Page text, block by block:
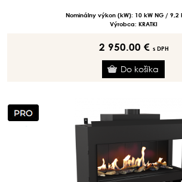
Nominálny výkon (kW): 10 kW NG / 9,2
Výrobca: KRATKI
2 950.00 € s DPH